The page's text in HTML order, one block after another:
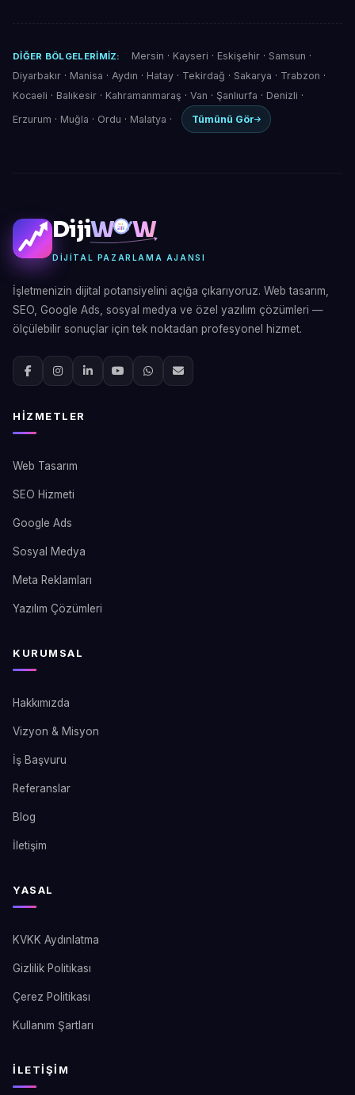
DIĞER BÖLGELERIMIZ: Mersin · Kayseri · Eskişehir· Samsun ·
Diyarbakır · Manisa · Aydın · Hatay · Tekirdağ · Sakarya · Trabzon ·
Kocaeli · Balıkesir · Kahramanmaraş · Van · Şanlıurfa · Denizli ·
Erzurum · Muğla · Ordu · Malatya · Tümünü Gör
DijiW W
DIJITAL PAZARLAMA AJANSI
İşletmenizin dijital potansiyelini açığa çıkarıyoruz. Web tasarım,
SEO, Google Ads, sosyal medya ve özel yazılım çözümleri —
ölçülebilir sonuçlar için tek noktadan profesyonel hizmet.
HIZMETLER
Web Tasarım
SEO Hizmeti
Google Ads
Sosyal Medya
Meta Reklamları
Yazılım Çözümleri
KURUMSAL
Hakkımızda
Vizyon & Misyon
İş Başvuru
Referanslar
Blog
İletişim
YASAL
KVKK Aydınlatma
Gizlilik Politikası
Çerez Politikası
Kullanım Şartları
İLETIŞIM